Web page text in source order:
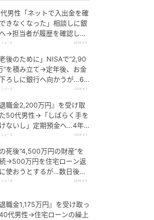
男性「ネットで入出金を確
きなくなった」相談しに銀
→担当者が履歴を確認した
ろ…判明した“恐ろしい事
ニュース 2026.8.8
老後のために」NISAで“2,90
”を積み立て→定年後、お金
ろしに銀行へ向かうが…60
性を襲った“想定外の落とし
ニュース 2026.8.7
退職金2,200万円』を受け取
50代男性→「しばらく手を
ないし」定期預金へ…4年
通帳を見て“青ざめたワケ”
ニュース 2026.8.7
死後“4,500万円の財産”を
→500万円を住宅ローン返
使おうとするが…数日後、
した事実に妻が“絶句したワ
ニュース 2026.8.8
退職金1,175万円』を受け取っ
代男性→住宅ローンの繰上